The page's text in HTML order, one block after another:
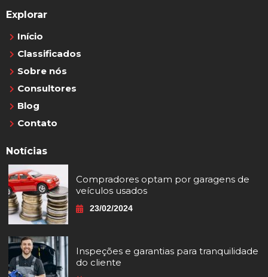
Explorar
Início
Classificados
Sobre nós
Consultores
Blog
Contato
Notícias
Compradores optam por garagens de
veículos usados
23/02/2024
Inspeções e garantias para tranquilidade
do cliente